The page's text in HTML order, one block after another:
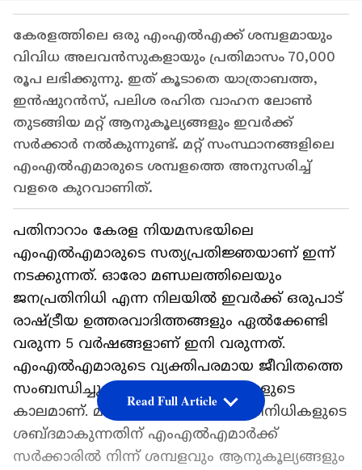
കേരളത്തിലെ ഒരു എംഎൽഎക്ക് ശമ്പളമായും
വിവിധ അലവൻസുകളായും പ്രതിമാസം 70,000
രൂപ ലഭിക്കുന്നു. ഇത് കൂടാതെ യാത്രാബത്ത,
ഇൻഷുറൻസ്, പലിശ രഹിത വാഹന ലോൺ
തുടങ്ങിയ മറ്റ് ആനുകൂല്യങ്ങളും ഇവർക്ക്
സർക്കാർ നൽകുന്നുണ്ട്. മറ്റ് സംസ്ഥാനങ്ങളിലെ
എംഎൽഎമാരുടെ ശമ്പളത്തെ അനുസരിച്ച്
വളരെ കുറവാണിത്.
പതിനാറാം കേരള നിയമസഭയിലെ
എംഎൽഎമാരുടെ സത്യപ്രതിജ്ഞയാണ് ഇന്ന്
നടക്കുന്നത്. ഓരോ മണ്ഡലത്തിലെയും
ജനപ്രതിനിധി എന്ന നിലയിൽ ഇവ‍‌ർക്ക് ഒരുപാട്
രാഷ്ട്രീയ ഉത്തരവാദിത്തങ്ങളും ഏൽക്കേണ്ടി
വരുന്ന 5 വ‍ർഷങ്ങളാണ് ഇനി വരുന്നത്.
എംഎൽഎമാരുടെ വ്യക്തിപരമായ ജീവിതത്തെ
സംബന്ധിച്ചും ഇനി ഒരുപാട് മാറ്റങ്ങളുടെ
കാലമാണ്. മണ്ഡലങ്ങളിൽ ജനപ്രതിനിധികളുടെ
ശബ്ദമാകുന്നതിന് എംഎൽഎമാ‍ർക്ക്
സ‍ർക്കാ‍രിൽ നിന്ന് ശമ്പളവും ആനുകൂല്യങ്ങളും
Read Full Article